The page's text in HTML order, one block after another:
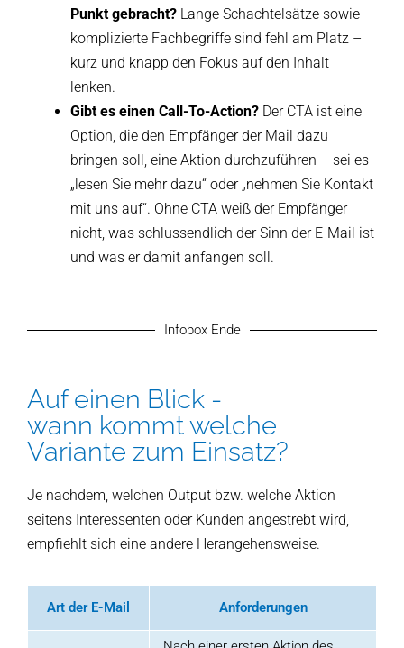
Punkt gebracht? Lange Schachtelsätze sowie
komplizierte Fachbegriffe sind fehl am Platz –
kurz und knapp den Fokus auf den Inhalt
lenken.
Gibt es einen Call-To-Action? Der CTA ist eine
Option, die den Empfänger der Mail dazu
bringen soll, eine Aktion durchzuführen – sei es
„lesen Sie mehr dazu“ oder „nehmen Sie Kontakt
mit uns auf“. Ohne CTA weiß der Empfänger
nicht, was schlussendlich der Sinn der E-Mail ist
und was er damit anfangen soll.
Infobox Ende
Auf einen Blick -
wann kommt welche
Variante zum Einsatz?
Je nachdem, welchen Output bzw. welche Aktion
seitens Interessenten oder Kunden angestrebt wird,
empfiehlt sich eine andere Herangehensweise.
Art der E-Mail Anforderungen